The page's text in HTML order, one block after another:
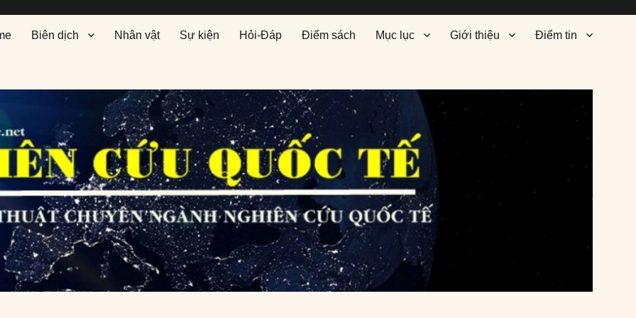
Biên dịch Nhân vật Sự kiện Hỏi-Đáp Điểm sách Mục lục Giới thiệu Điểm tin